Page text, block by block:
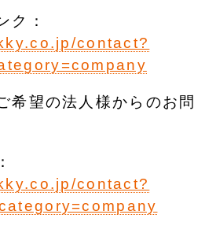
ク：
contact?
希望の法人様からのお問
contact?